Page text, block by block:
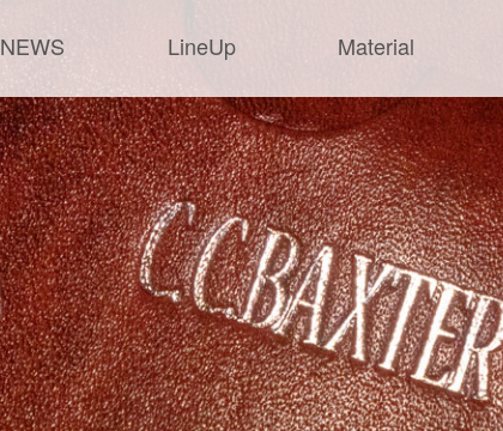
NEWS LineUp Material